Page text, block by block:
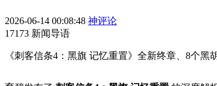
2026-06-14 00:08:48 神评论
17173 新闻导语
《刺客信条4：黑旗 记忆重置》全新终章、8个